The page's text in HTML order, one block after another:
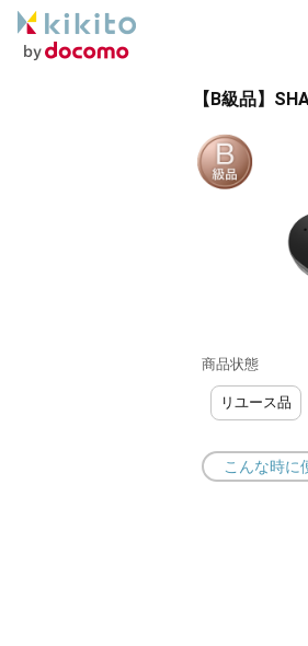
【B級品】
商品状態
リユース品
こんな時に